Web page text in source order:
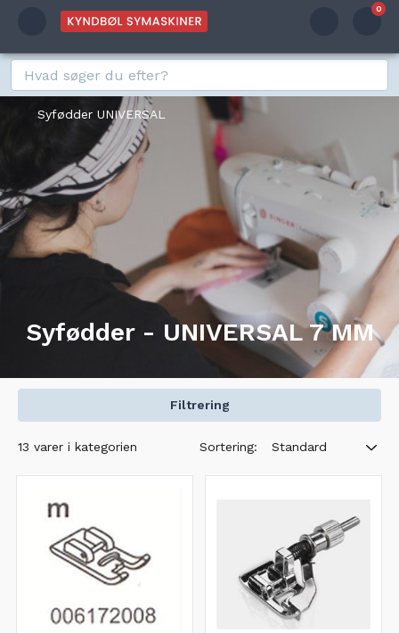
0
Syfødder UNIVERSAL
Syfødder - UNIVERSAL 7 MM
Filtrering
13 varer i kategorien Sortering: Standard